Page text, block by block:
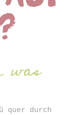
was
quer durch